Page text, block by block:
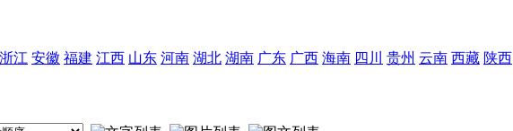
浙江 安徽 福建 江西 山东 河南 湖北 湖南 广东 广西 海南 四川 贵州 云南 西藏 陕西